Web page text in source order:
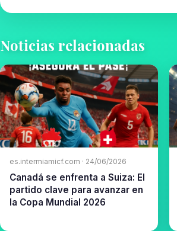
Noticias relacionadas
es.intermiamicf.com · 24/06/2026
Canadá se enfrenta a Suiza: El
partido clave para avanzar en
la Copa Mundial 2026